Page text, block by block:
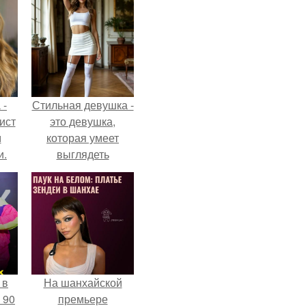
-
Стильная девушка -
это девушка,
которая умеет
выглядеть
привлекательно и
элегантно в любои
ситуации.
На шанхайской
премьере